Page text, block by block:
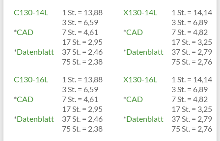
C130-14L
*CAD
*Datenblatt
1 St. = 13,88
3 St. = 6,59
7 St. = 4,61
17 St. = 2,95
37 St. = 2,46
75 St. = 2,38
X130-14L
*CAD
*Datenblatt
1 St. = 14,14
3 St. = 6,89
7 St. = 4,82
17 St. = 3,25
37 St. = 2,79
75 St. = 2,76
C130-16L
*CAD
*Datenblatt
1 St. = 13,88
3 St. = 6,59
7 St. = 4,61
17 St. = 2,95
37 St. = 2,46
75 St. = 2,38
X130-16L
*CAD
*Datenblatt
1 St. = 14,14
3 St. = 6,89
7 St. = 4,82
17 St. = 3,25
37 St. = 2,79
75 St. = 2,76